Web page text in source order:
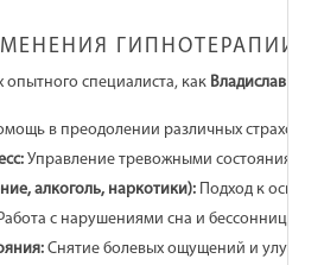
ГИПНОТЕРАПИИ
опытного специалиста, как Владислав
в преодолении различных страхов,
Управление тревожными состояниями
алкоголь, наркотики): Подход к
Работа с нарушениями сна и бессонницей.
Снятие болевых ощущений и